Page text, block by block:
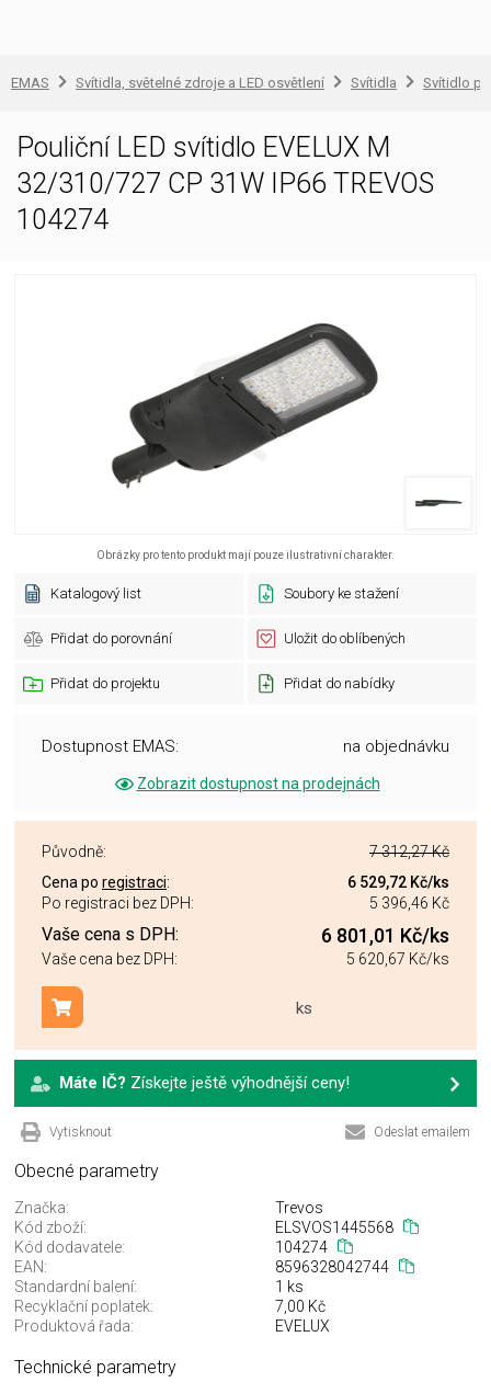
EMAS Svítidla, světelné zdroje a LED osvětlení Svítidla Svítidlo
Pouliční LED svítidlo EVELUX M
32/310/727 CP 31W IP66 TREVOS
104274
Obrázky pro tento produkt mají pouze ilustrativní charakter.
Katalogový list Soubory ke stažení
Přidat do porovnání Uložit do oblíbených
Přidat do projektu Přidat do nabídky
Dostupnost EMAS: na objednávku
Zobrazit dostupnost na prodejnách
Původně:
7 312,27 Kč
Cena po registraci: 6 529,72 Kč/ks
Po registraci bez DPH:
5 396,46 Kč
Vaše cena s DPH: 6 801,01 Kč/ks
Vaše cena bez DPH: 5 620,67 Kč/ks
ks
Přidat do košíku
Máte IČ? Získejte ještě výhodnější ceny!
Vytisknout Odeslat emailem
Obecné parametry
Značka:
Trevos
Kód zboží:
ELSVOS1445568
Kód dodavatele:
104274
EAN:
8596328042744
Standardní balení:
1 ks
Recyklační poplatek:
7,00 Kč
Produktová řada:
EVELUX
Technické parametry